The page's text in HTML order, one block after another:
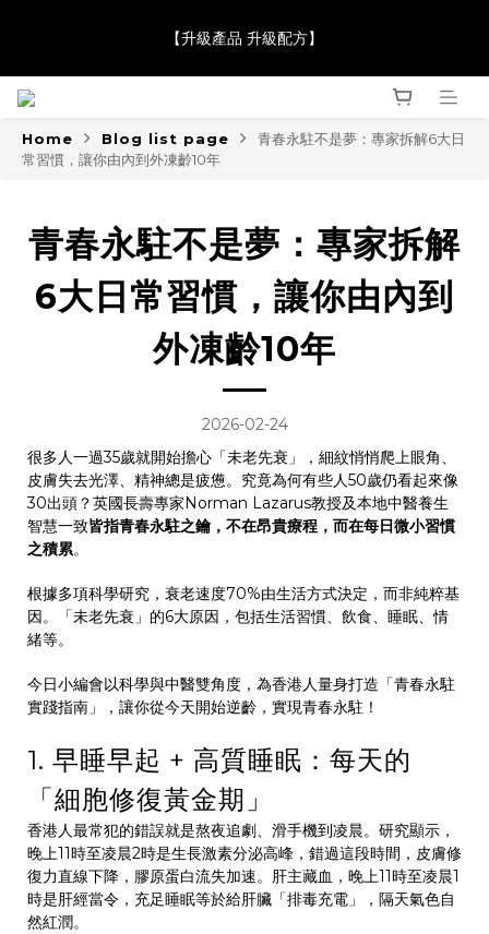
Award 勇奪金獎】
【升級產品 升級配方】
【JaneClare 康膚薈在iida Award Milan 2024 Professional
Award 勇奪金獎】
Home Blog list page
青春永駐不是夢：專家拆解6大日
常習慣，讓你由內到外凍齡10年
青春永駐不是夢：專家拆解
6大日常習慣，讓你由內到
外凍齡10年
2026-02-24
很多人一過35歲就開始擔心「未老先衰」，細紋悄悄爬上眼角、
皮膚失去光澤、精神總是疲憊。究竟為何有些人50歲仍看起來像
30出頭？英國長壽專家Norman Lazarus教授及本地中醫養生
智慧一致皆指青春永駐之鑰，不在昂貴療程，而在每日微小習慣
之積累。
根據多項科學研究，衰老速度70%由生活方式決定，而非純粹基
因。「未老先衰」的6大原因，包括生活習慣、飲食、睡眠、情
緒等。
今日小編會以科學與中醫雙角度，為香港人量身打造「青春永駐
實踐指南」，讓你從今天開始逆齡，實現青春永駐！
1. 早睡早起 + 高質睡眠：每天的
「細胞修復黃金期」
香港人最常犯的錯誤就是熬夜追劇、滑手機到凌晨。研究顯示，
晚上11時至凌晨2時是生長激素分泌高峰，錯過這段時間，皮膚修
復力直線下降，膠原蛋白流失加速。肝主藏血，晚上11時至凌晨1
時是肝經當令，充足睡眠等於給肝臟「排毒充電」，隔天氣色自
然紅潤。